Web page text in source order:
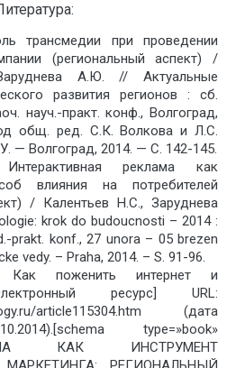
трансмедии при проведении
(региональный аспект) /
А.Ю. // Актуальные
развития регионов : сб.
науч.-практ. конф., Волгоград,
общ. ред. С.К. Волкова и Л.С.
— Волгоград, 2014. — C. 142-145.
реклама как
влияния на потребителей
/ Калентьев Н.С., Заруднева
krok do budoucnosti – 2014 :
prakt. konf., 27 unora – 05 brezen
vedy. – Praha, 2014. – S. 91-96.
Как поженить интернет и
ресурс] URL:
article115304.htm (дата
type=»book»
КАК ИНСТРУМЕНТ